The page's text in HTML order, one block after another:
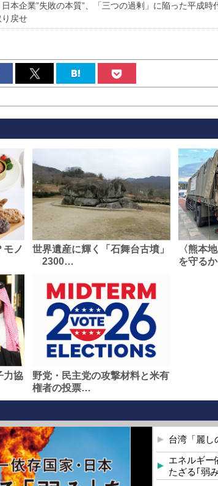
日本企業”失敗の本質”、「三つの過剰」に陥った平成
戻せ
モノ
世界遺産に輝く「石舞台古墳」
2300…
〈熊本
を守る
力協
野党・民主党の攻撃材料と米有
権者の投票…
台湾「麗し
エネルギ
たざる｢弱